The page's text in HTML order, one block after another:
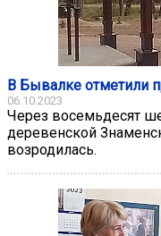
В Бывалке отметили
06.10.2023
Через восемьдесят
деревенской
возродилась.